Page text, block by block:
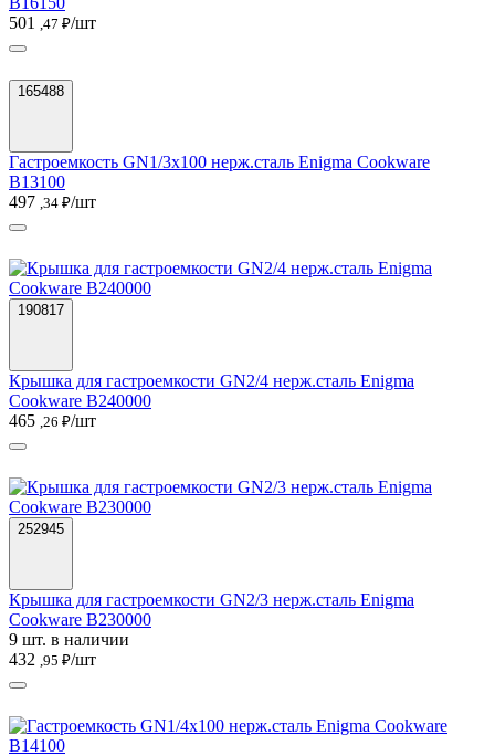
501 ,47 ₽/шт
165488
Гастроемкость GN1/3х100 нерж.сталь Enigma Cookware
B13100
497 ,34 ₽/шт
190817
Крышка для гастроемкости GN2/4 нерж.сталь Enigma
Cookware B240000
465 ,26 ₽/шт
252945
Крышка для гастроемкости GN2/3 нерж.сталь Enigma
Cookware B230000
9 шт. в наличии
432 ,95 ₽/шт